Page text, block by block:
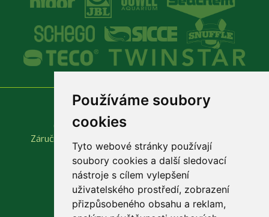
Používáme soubory
cookies
Tyto webové stránky používají
soubory cookies a další sledovací
nástroje s cílem vylepšení
uživatelského prostředí, zobrazení
přizpůsobeného obsahu a reklam,
Vše o nákupu
Obchodní podmínky
Záruční a reklamační podmínky
Důležité odkazy
Rychlá objednávka